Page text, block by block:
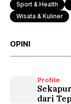
Sport & Health
Wisata & Kuliner
OPINI
Profile
dari